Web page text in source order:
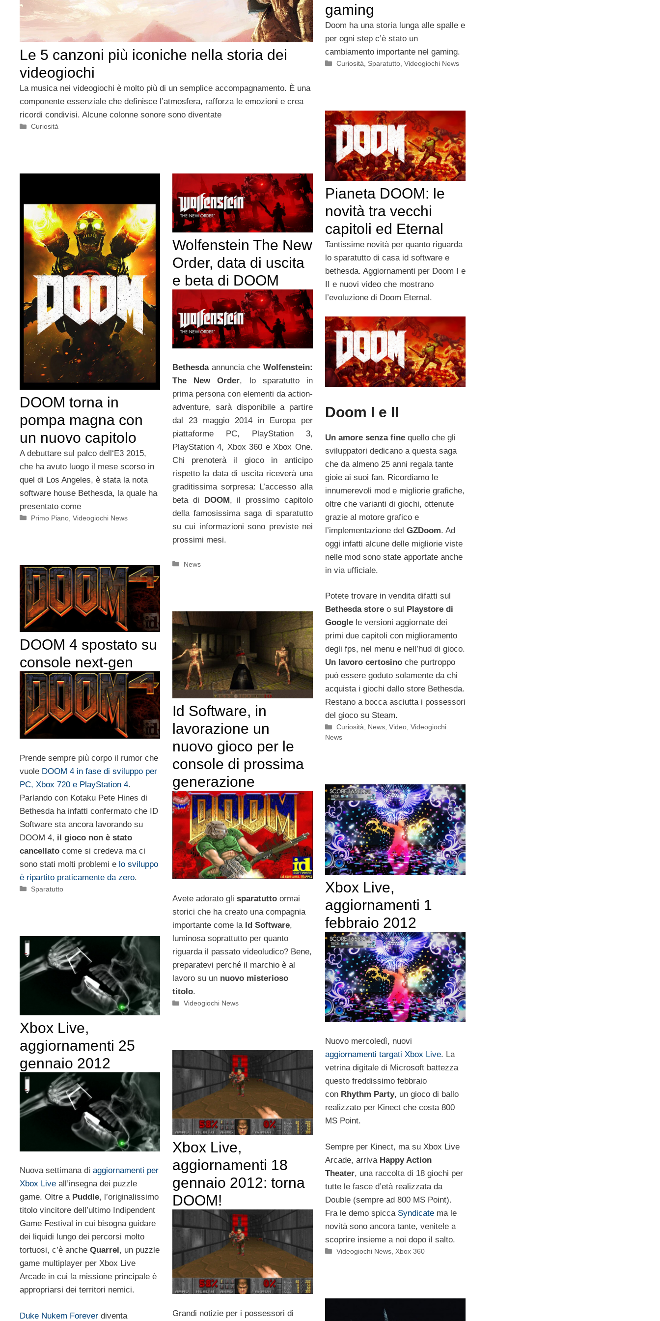
Le 5 canzoni più iconiche nella storia dei
videogiochi
La musica nei videogiochi è molto più di un semplice accompagnamento. È una
componente essenziale che definisce l’atmosfera, rafforza le emozioni e crea
ricordi condivisi. Alcune colonne sonore sono diventate
Categorie
Curiosità
gaming
Doom ha una storia lunga alle spalle e
per ogni step c’è stato un
cambiamento importante nel gaming.
Categorie
Curiosità Sparatutto ,Videogiochi News
Pianeta DOOM: le
novità tra vecchi
capitoli ed Eternal
Tantissime novità per quanto riguarda
lo sparatutto di casa id software e
bethesda. Aggiornamenti per Doom I e
II e nuovi video che mostrano
l’evoluzione di Doom Eternal.
Doom I e II
Un amore senza finequello che gli
sviluppatori dedicano a questa saga
che da almeno 25 anni regala tante
gioie ai suoi fan. Ricordiamo le
innumerevoli mod e migliorie grafiche,
oltre che varianti di giochi, ottenute
grazie al motore grafico e
l’implementazione del GZDoom. Ad
oggi infatti alcune delle migliorie viste
nelle mod sono state apportate anche
in via ufficiale.
Potete trovare in vendita difatti sul
Bethesda storeo sul
Playstore di
Googlele versioni aggiornate dei
primi due capitoli con miglioramento
degli fps, nel menu e nell’hud di gioco.
Un lavoro certosinoche purtroppo
può essere goduto solamente da chi
acquista i giochi dallo store Bethesda.
Restano a bocca asciutta i possessori
del gioco su Steam.
Categorie
Curiosità, News,Video,Videogiochi
News
DOOM torna in
pompa magna con
un nuovo capitolo
A debuttare sul palco dell‘E3 2015,
che ha avuto luogo il mese scorso in
quel di Los Angeles, è stata la nota
software house Bethesda, la quale ha
presentato come
Categorie
Primo Piano ,Videogiochi News
Wolfenstein The New
Order, data di uscita
e beta di DOOM
Bethesdaannuncia che Wolfenstein:
The New Order, lo sparatutto in
prima persona con elementi da action-
adventure, sarà disponibile a partire
dal 23 maggio 2014 in Europa per
piattaforme PC, PlayStation 3,
PlayStation 4, Xbox 360 e Xbox One.
Chi prenoterà il gioco in anticipo
rispetto la data di uscita riceverà una
graditissima sorpresa: L’accesso alla
beta di
DOOM , il prossimo capitolo
della famosissima saga di sparatutto
su cui informazioni sono previste nei
prossimi mesi.
Categorie
News
DOOM 4 spostato su
console next-gen
Prende sempre più corpo il rumor che
vuole DOOM 4 in fase di sviluppo per
PC, Xbox 720 e PlayStation 4.
Parlando con Kotaku Pete Hines di
Bethesda ha infatti confermato che ID
Software sta ancora lavorando su
DOOM 4, il gioco non è stato
cancellato come si credeva ma ci
sono stati molti problemi e lo sviluppo
è ripartito praticamente da zero.
Categorie
Sparatutto
Id Software, in
lavorazione un
nuovo gioco per le
console di prossima
generazione
Avete adorato gli sparatutto ormai
storici che ha creato una compagnia
importante come la Id Software,
luminosa soprattutto per quanto
riguarda il passato videoludico? Bene,
preparatevi perché il marchio è al
lavoro su un nuovo misterioso
titolo.
Categorie
Videogiochi News
Xbox Live,
aggiornamenti 1
febbraio 2012
Nuovo mercoledì, nuovi
aggiornamenti targati Xbox Live. La
vetrina digitale di Microsoft battezza
questo freddissimo febbraio
con Rhythm Party, un gioco di ballo
realizzato per Kinect che costa 800
MS Point.
Sempre per Kinect, ma su Xbox Live
Arcade, arriva Happy Action
Theater, una raccolta di 18 giochi per
tutte le fasce d’età realizzata da
Double (sempre ad 800 MS Point).
Fra le demo spicca Syndicatema le
novità sono ancora tante, venitele a
scoprire insieme a noi dopo il salto.
Categorie
Videogiochi News Xbox 360
Xbox Live,
aggiornamenti 25
gennaio 2012
Nuova settimana di aggiornamenti per
Xbox Live all’insegna dei puzzle
game. Oltre a Puddle, l’originalissimo
titolo vincitore dell’ultimo Indipendent
Game Festival in cui bisogna guidare
dei liquidi lungo dei percorsi molto
tortuosi, c’è anche Quarrel , un puzzle
game multiplayer per Xbox Live
Arcade in cui la missione principale è
appropriarsi dei territori nemici.
Duke Nukem Forever diventa
Xbox Live,
aggiornamenti 18
gennaio 2012: torna
DOOM!
Grandi notizie per i possessori di